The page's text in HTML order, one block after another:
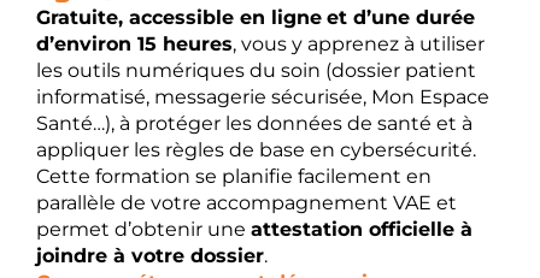
Gratuite, accessible en ligne et d’une durée
d’environ 15 heures, vous y apprenez à utiliser
les outils numériques du soin (dossier patient
informatisé, messagerie sécurisée, Mon Espace
Santé…), à protéger les données de santé et à
appliquer les règles de base en cybersécurité.
Cette formation se planifie facilement en
parallèle de votre accompagnement VAE et
permet d’obtenir une attestation officielle à
joindre à votre dossier.